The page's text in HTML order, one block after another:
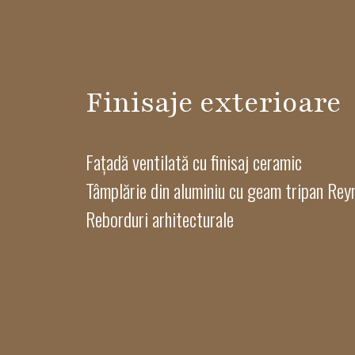
Finisaje exterioare
Fațadă ventilată cu finisaj ceramic
Tâmplărie din aluminiu cu geam tripan
Reborduri arhitecturale